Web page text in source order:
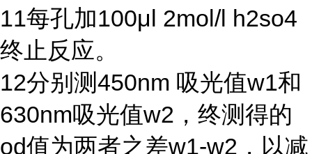
11每孔加100μl 2mol/l h2so4
终止反应。
12分别测 450nm 吸光值w1和
630nm吸光值w2 ，终测得的
od值为两者之差w1-w2 ，以减